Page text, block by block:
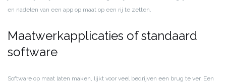
en nadelen van een app op maat op een rij te zetten.
Maatwerkapplicaties of standaard
software
Software op maat laten maken, lijkt voor veel bedrijven een brug te ver. Een